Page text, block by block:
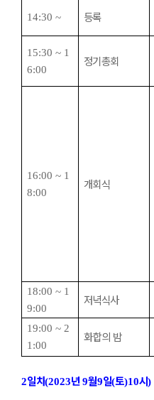
14:30 ~ 등록
15:30 ~ 1
6:00
정기총회
16:00 ~ 1
8:00
개회식
18:00 ~ 1
9:00
저녁식사
19:00 ~ 2
1:00
화합의 밤
2일차(2023년 9월9일(토)10시)